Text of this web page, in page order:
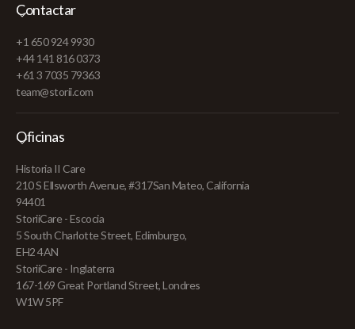
Contactar
+1 650 924 9930
+44 141 816 0373
+61 3 7035 79363
team@storii.com
Oficinas
Historia II Care
210 S Ellsworth Avenue, #317San Mateo, California
94401
StoriiCare - Escocia
5 South Charlotte Street, Edimburgo,
EH2 4AN
StoriiCare - Inglaterra
167-169 Great Portland Street, Londres
W1W 5PF